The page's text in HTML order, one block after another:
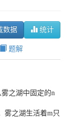
统计
数据
题解
之湖中固定的n
雾之湖生活着m只